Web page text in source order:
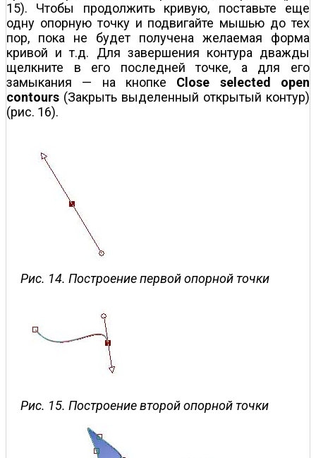
15). Чтобы продолжить кривую, поставьте еще
одну опорную точку и подвигайте мышью до тех
пор, пока не будет получена желаемая форма
кривой и т.д. Для завершения контура дважды
щелкните в его последней точке, а для его
замыкания — на кнопке Close selected open
contours (Закрыть выделенный открытый контур)
(рис. 16).
Рис. 14. Построение первой опорной точки
Рис. 15. Построение второй опорной точки